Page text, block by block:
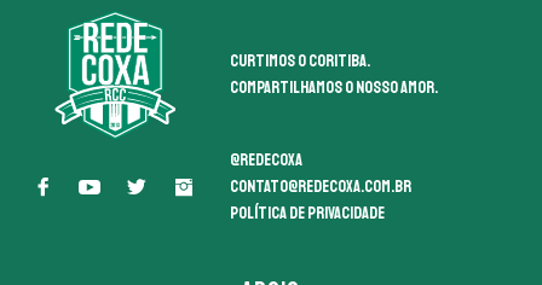
Curtimos o coritiba.
Compartilhamos o nosso amor.
@redecoxa
contato@redecoxa.com.br
Política de Privacidade